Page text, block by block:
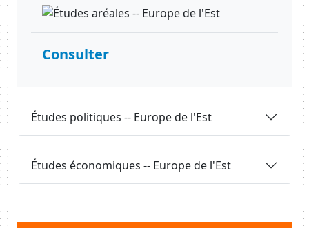
Consulter
Études politiques -- Europe de l'Est
Études économiques -- Europe de l'Est